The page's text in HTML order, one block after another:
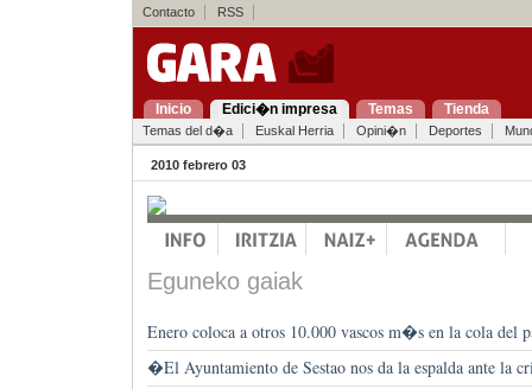
Contacto RSS
Inicio Edici�n impresa Temas Tienda
Temas del d�a Euskal Herria Opini�n Deportes
2010 febrero 03
Eguneko gaiak
Enero coloca a otros 10.000 vascos m�s en la cola del
�El Ayuntamiento de Sestao nos da la espalda ante la